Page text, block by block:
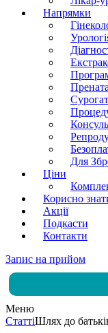
Напрямки
Для
Ціни
Корисно
Акції
Подкасти
Контакти
Запис на прийом
Меню
СтаттіШлях до